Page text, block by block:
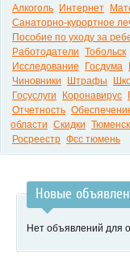
Алкоголь
Интернет
Санаторно-курортное
Пособие по уходу за
Работодатели Тобольск
Исследование
Госдума
Чиновники
Штрафы
Госуслуги
Коронавирус
Отчетность
области Скидки
Росреестр Фсс тюмень
Новые
Нет объявлений для